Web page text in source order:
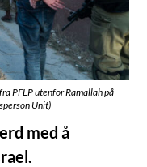
PFLP utenfor Ramallah på
Unit)
med å